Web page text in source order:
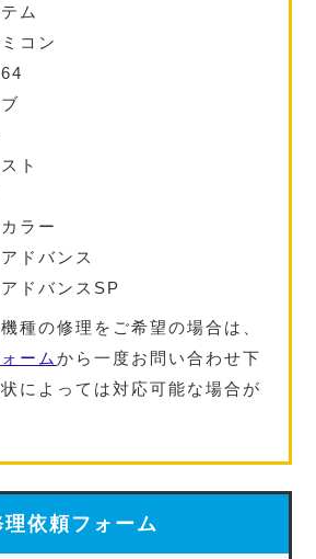
ム
コン
ト
ラー
ドバンス
ドバンスSP
種の修理をご希望の場合は、
ームから一度お問い合わせ下
によっては対応可能な場合が
理依頼フォーム